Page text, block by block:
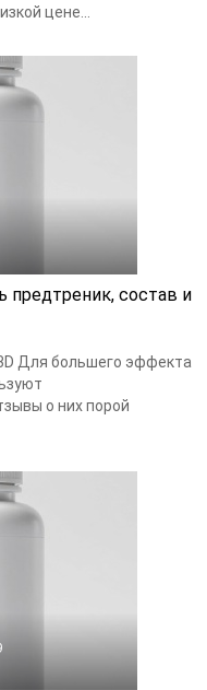
цене...
предтреник, состав и
Для большего эффекта
о них порой